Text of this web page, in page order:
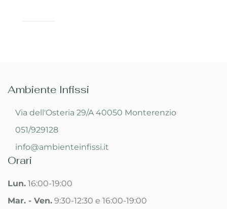
Ambiente Infissi
Via dell'Osteria 29/A 40050 Monterenzio
051/929128
info@ambienteinfissi.it
Orari
Lun. 16:00-19:00
Mar. - Ven. 9:30-12:30 e 16:00-19:00